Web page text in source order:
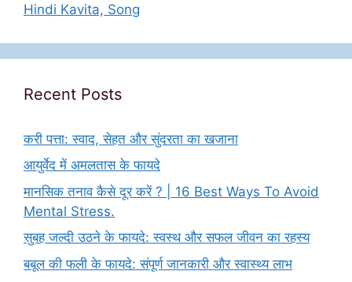
Hindi Kavita, Song
Recent Posts
करी पत्ता: स्वाद, सेहत और सुंदरता का खजाना
आयुर्वेद में अमलतास के फायदे
मानसिक तनाव कैसे दूर करें ? | 16 Best Ways To Avoid
Mental Stress.
सुबह जल्दी उठने के फायदे: स्वस्थ और सफल जीवन का रहस्य
बबूल की फली के फायदे: संपूर्ण जानकारी और स्वास्थ्य लाभ